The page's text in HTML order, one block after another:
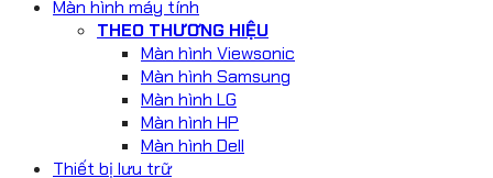
Màn hình máy tính
THEO THƯƠNG HIỆU
Màn hình Viewsonic
Màn hình Samsung
Màn hình LG
Màn hình HP
Màn hình Dell
Thiết bị lưu trữ